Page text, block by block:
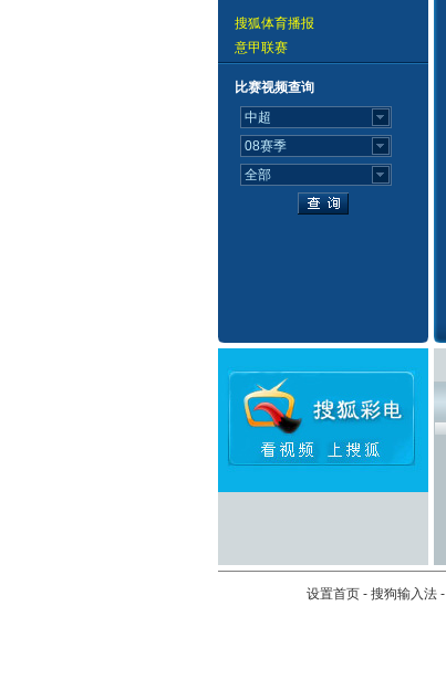
搜狐体育播报
意甲联赛
比赛视频查询
设置首页 - 搜狗输入法 -